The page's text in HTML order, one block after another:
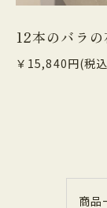
12本のバ
￥15,840円(税
商品